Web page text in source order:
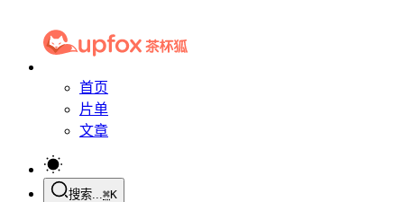
首页
片单
文章
搜索...⌘K